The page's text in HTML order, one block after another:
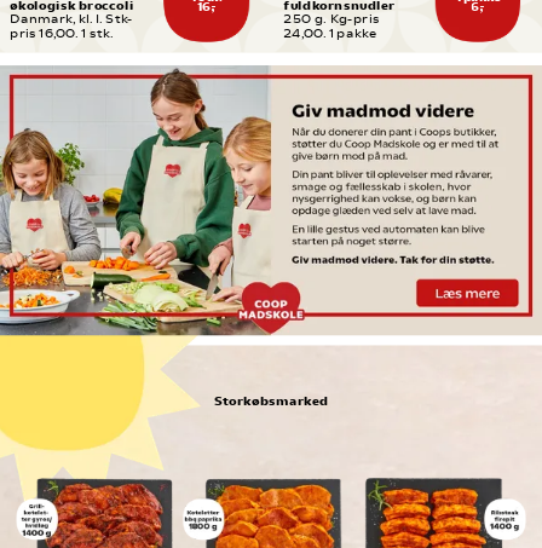
16,-
økologisk broccoli
Danmark, kl. I. Stk-
pris 16,00. 1 stk.
6,-
fuldkornsnudler
250 g. Kg-pris
24,00. 1 pakke
Storkøbsmarked